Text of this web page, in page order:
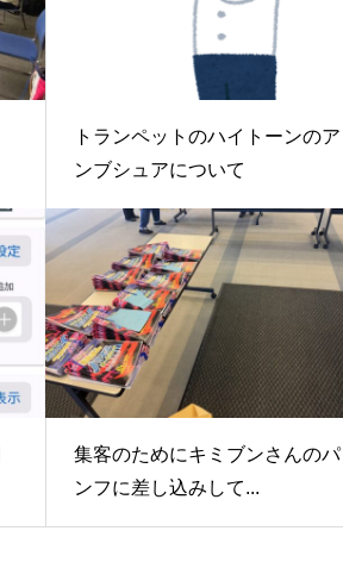
トランペットのハイトーンのア
ンブシュアについて
集客のためにキミブンさんのパ
ンフに差し込みして...